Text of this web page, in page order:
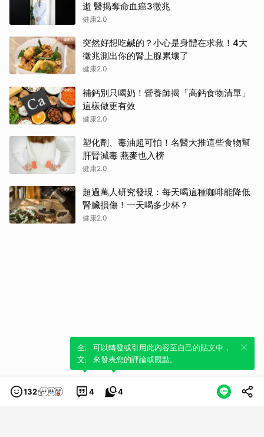
逝 醫揭奪命血癌3徵兆
健康2.0
突然好想吃鹹的？小心是身體在求救！4大
徵兆測出你的腎上腺累壞了
健康2.0
補鈣別只喝奶！營養師揭「高鈣食物清單」
這樣做更有效
健康2.0
塑化劑、毒油超可怕！名醫大推這些食物幫
肝腎減毒 燕麥也入榜
健康2.0
超過萬人研究發現：每天喝這種咖啡能降低
腎臟損傷！一天喝多少杯？
健康2.0
132 4
全新體驗！一鍵引用此內容，透過發布貼
文來輕鬆表達個人立場。
4
可以轉發或引用此內容至自己的貼文中，
來發表您的評論或觀點。